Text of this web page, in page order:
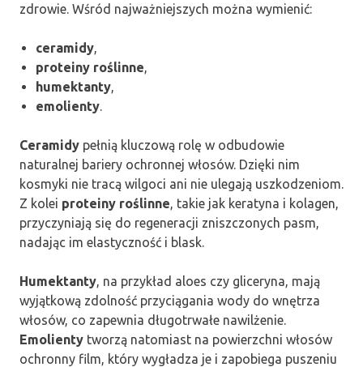
zdrowie. Wśród najważniejszych można wymienić:
ceramidy
proteiny roślinne
humektanty
emolienty
Ceramidy pełnią kluczową rolę w odbudowie
naturalnej bariery ochronnej włosów. Dzięki nim
kosmyki nie tracą wilgoci ani nie ulegają uszkodzeniom.
Z kolei proteiny roślinne , takie jak keratyna i kolagen,
przyczyniają się do regeneracji zniszczonych pasm,
nadając im elastyczność i blask.
Humektanty , na przykład aloes czy gliceryna, mają
wyjątkową zdolność przyciągania wody do wnętrza
włosów, co zapewnia długotrwałe nawilżenie.
Emolienty tworzą natomiast na powierzchni włosów
ochronny film, który wygładza je i zapobiega puszeniu